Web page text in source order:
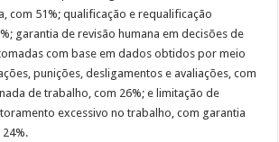
com 51%; qualificação e requalificação
garantia de revisão humana em decisões de
com base em dados obtidos por meio
punições, desligamentos e avaliações, com
de trabalho, com 26%; e limitação de
excessivo no trabalho, com garantia